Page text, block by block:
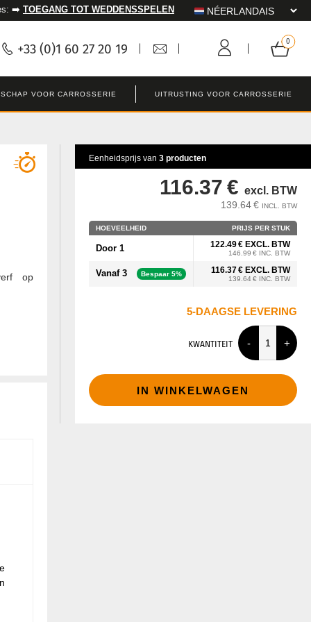
➡️ TOEGANG TOT WEDDENSSPELEN
+33 (0)1 60 27 20 19
VOOR CARROSSERIE UITRUSTING VOOR CARROSSERIE
op
Eenheidsprijs van 3 producten
HOEVEELHEID PRIJS PER STUK
Door 1 122.49 € EXCL. BTW
146.99 € INC. BTW
Vanaf 3 Bespaar 5% 116.37 € EXCL. BTW
139.64 € INC. BTW
5-DAAGSE LEVERING
116.37 € excl. BTW
139.64 € INCL. BTW
KWANTITEIT
IN WINKELWAGEN